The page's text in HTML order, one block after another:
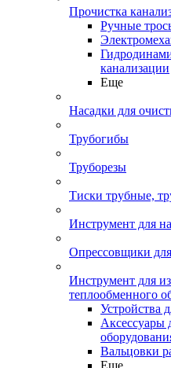
Прочистка
Ручные
канализации
Еще
Насадки для
Трубогибы
Труборезы
Тиски трубные,
Инструмент для
Опрессовщики
Инструмент для
теплообменного
Устройства
Аксессуары
Вальцовки
Еще